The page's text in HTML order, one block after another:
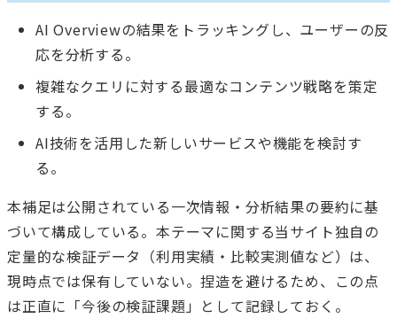
AI Overviewの結果をトラッキングし、ユーザーの反
応を分析する。
複雑なクエリに対する最適なコンテンツ戦略を策定
する。
AI技術を活用した新しいサービスや機能を検討す
る。
本補足は公開されている一次情報・分析結果の要約に基
づいて構成している。本テーマに関する当サイト独自の
定量的な検証データ（利用実績・比較実測値など）は、
現時点では保有していない。捏造を避けるため、この点
は正直に「今後の検証課題」として記録しておく。